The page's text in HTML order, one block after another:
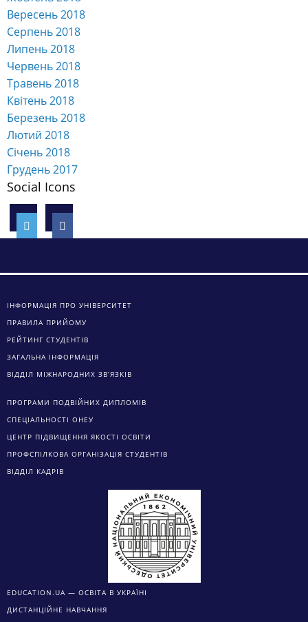
Вересень 2018
Серпень 2018
Липень 2018
Червень 2018
Травень 2018
Квітень 2018
Березень 2018
Лютий 2018
Січень 2018
Грудень 2017
Social Icons
ІНФОРМАЦІЯ ПРО УНІВЕРСИТЕТ
ПРАВИЛА ПРИЙОМУ
РЕЙТИНГ СТУДЕНТІВ
ЗАГАЛЬНА ІНФОРМАЦІЯ
ВІДДІЛ МІЖНАРОДНИХ ЗВ’ЯЗКІВ
ПРОГРАМИ ПОДВІЙНИХ ДИПЛОМІВ
СПЕЦІАЛЬНОСТІ ОНЕУ
ЦЕНТР ПІДВИЩЕННЯ ЯКОСТІ ОСВІТИ
ПРОФСПІЛКОВА ОРГАНІЗАЦІЯ СТУДЕНТІВ
ВІДДІЛ КАДРІВ
EDUCATION.UA — ОСВІТА В УКРАЇНІ
ДИСТАНЦІЙНЕ НАВЧАННЯ